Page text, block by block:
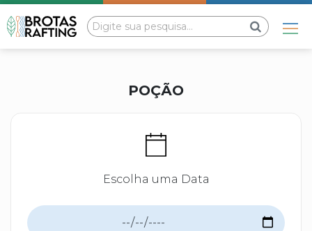
POÇÃO
Escolha uma Data